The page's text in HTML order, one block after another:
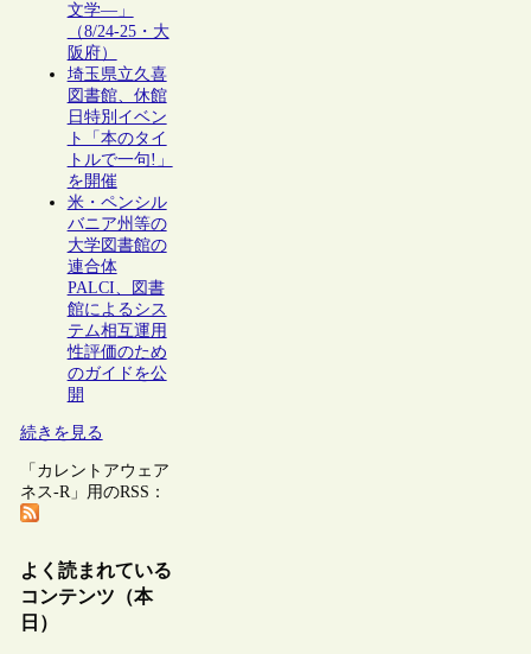
文学―」
（8/24-25・大
阪府）
埼玉県立久喜
図書館、休館
日特別イベン
ト「本のタイ
トルで一句!」
を開催
米・ペンシル
バニア州等の
大学図書館の
連合体
PALCI、図書
館によるシス
テム相互運用
性評価のため
のガイドを公
開
続きを見る
「カレントアウェア
ネス-R」用のRSS：
よく読まれている
コンテンツ（本
日）